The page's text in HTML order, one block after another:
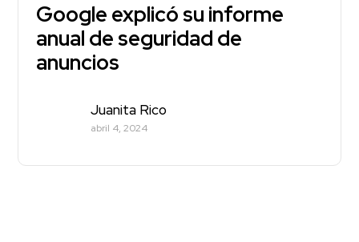
Google explicó su informe
anual de seguridad de
anuncios
Juanita Rico
abril 4, 2024